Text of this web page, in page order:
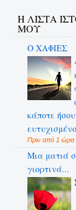
Η ΛΙΣΤΑ
ΜΟΥ
Ο ΧΑΦΙΕΣ
κάποτε
Πριν από 1 ώρα
Μια ματιά
γιορτινά...